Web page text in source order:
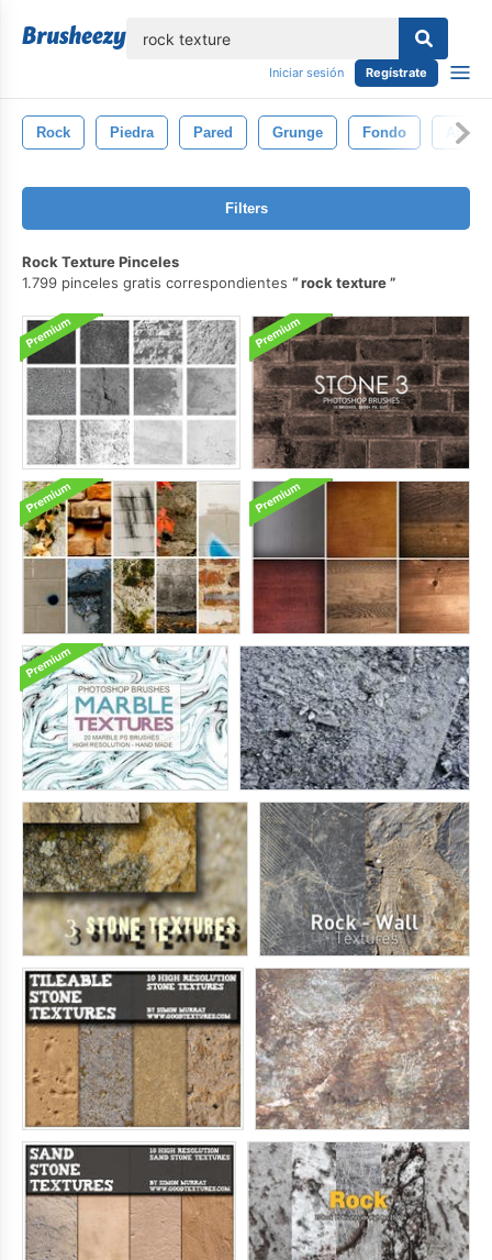
Iniciar sesión Regístrate
Rock Piedra Pared Grunge Fondo
Filters
Rock Texture Pinceles
1.799 pinceles gratis correspondientes
rock texture